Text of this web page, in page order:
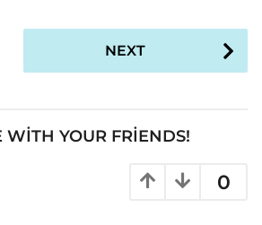
NEXT
WITH YOUR FRIENDS!
0